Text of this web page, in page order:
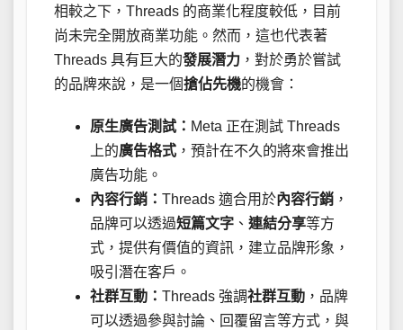
相較之下，Threads 的商業化程度較低，目前
尚未完全開放商業功能。然而，這也代表著
Threads 具有巨大的發展潛力 ，對於勇於嘗試
的品牌來說，是一個搶佔先機的機會：
原生廣告測試： Meta 正在測試 Threads
上的廣告格式 ，預計在不久的將來會推出
廣告功能。
內容行銷： Threads 適合用於內容行銷 ，
品牌可以透過短篇文字 、 連結分享等方
式，提供有價值的資訊，建立品牌形象，
吸引潛在客戶。
社群互動： Threads 強調社群互動 ，品牌
可以透過參與討論、回覆留言等方式，與